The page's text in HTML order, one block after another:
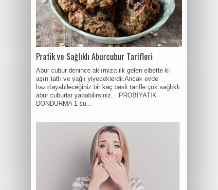
Pratik ve Sağlıklı Aburcubur Tarifleri
Abur cubur denince aklımıza ilk gelen elbette ki
aşırı tatlı ve yağlı yiyeceklerdir.Ancak evde
hazırlayabileceğiniz bir kaç basit tarifle çok sağlıklı
abur cuburlar yapabilirsiniz. PROBİYATİK
DONDURMA 1 su...